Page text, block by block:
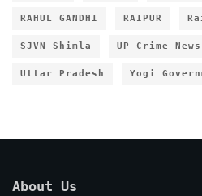
RAHUL GANDHI RAIPUR
SJVN Shimla UP Crime News
Uttar Pradesh Yogi
About Us